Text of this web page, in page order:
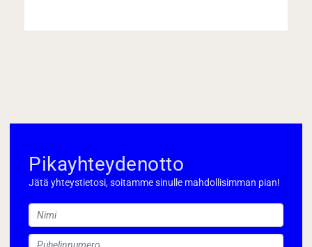
Pikayhteydenotto
Jätä yhteystietosi, soitamme sinulle mahdollisimman pian!